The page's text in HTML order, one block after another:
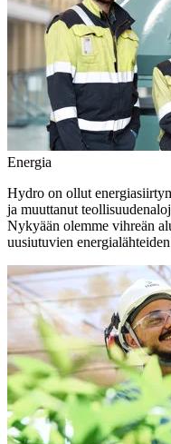
Energia
Hydro on ollut
ja muuttanut
Nykyään olemme vihreän
uusiutuvien